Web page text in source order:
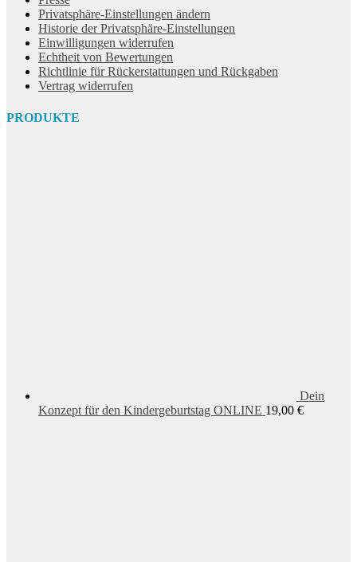
Privatsphäre-Einstellungen ändern
Historie der Privatsphäre-Einstellungen
Einwilligungen widerrufen
Echtheit von Bewertungen
Richtlinie für Rückerstattungen und Rückgaben
Vertrag widerrufen
PRODUKTE
Dein
Konzept für den Kindergeburtstag ONLINE 19,00 €